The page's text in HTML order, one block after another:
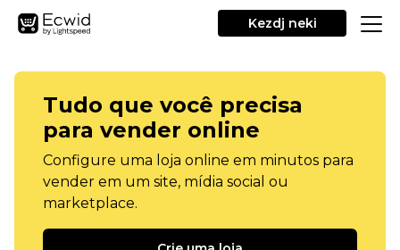
Kezdj neki
Tudo que você precisa
para vender online
Configure uma loja online em minutos para
vender em um site, mídia social ou
marketplace.